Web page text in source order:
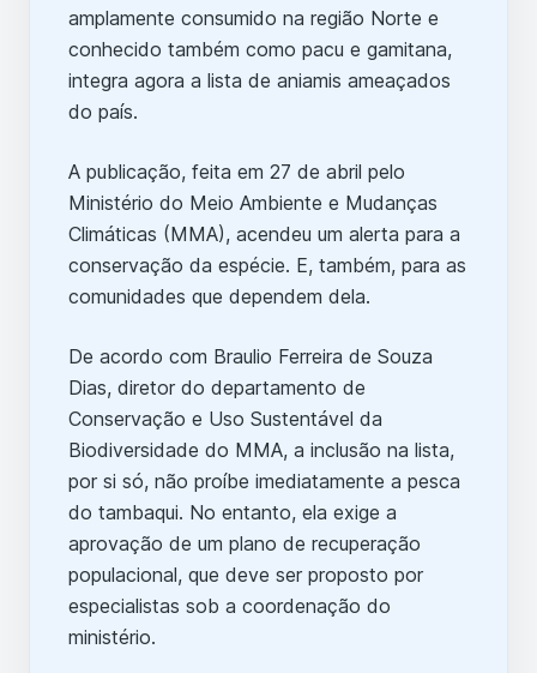
amplamente consumido na região Norte e
conhecido também como pacu e gamitana,
integra agora a lista de aniamis ameaçados
do país.
A publicação, feita em 27 de abril pelo
Ministério do Meio Ambiente e Mudanças
Climáticas (MMA), acendeu um alerta para a
conservação da espécie. E, também, para as
comunidades que dependem dela.
De acordo com Braulio Ferreira de Souza
Dias, diretor do departamento de
Conservação e Uso Sustentável da
Biodiversidade do MMA, a inclusão na lista,
por si só, não proíbe imediatamente a pesca
do tambaqui. No entanto, ela exige a
aprovação de um plano de recuperação
populacional, que deve ser proposto por
especialistas sob a coordenação do
ministério.